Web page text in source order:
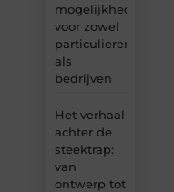
mogelijkheden
voor zowel
particulieren
als
bedrijven
Het verhaal
achter de
steektrap:
van
ontwerp tot